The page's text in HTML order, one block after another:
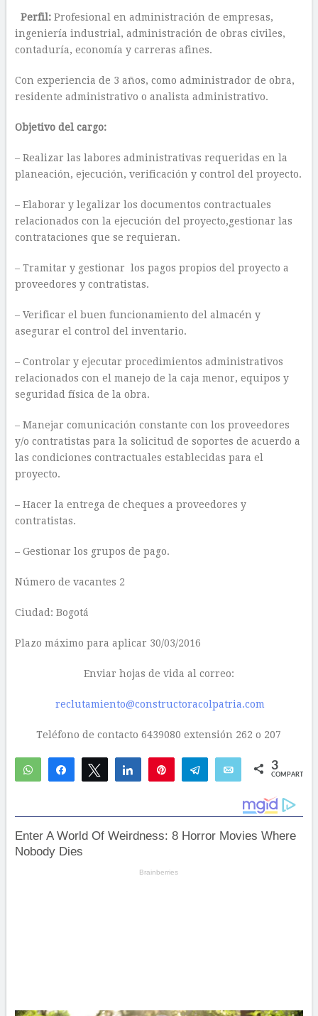
Perfil:Profesional en administración de empresas,
ingeniería industrial, administración de obras civiles,
contaduría, economía y carreras afines.
Con experiencia de 3 años, como administrador de obra,
residente administrativo o analista administrativo.
Objetivo del cargo:
– Realizar las labores administrativas requeridas en la
planeación, ejecución, verificación y control del proyecto.
– Elaborar y legalizar los documentos contractuales
relacionados con la ejecución del proyecto,gestionar las
contrataciones que se requieran.
– Tramitar y gestionar los pagos propios del proyecto a
proveedores y contratistas.
– Verificar el buen funcionamiento del almacén y
asegurar el control del inventario.
– Controlar y ejecutar procedimientos administrativos
relacionados con el manejo de la caja menor, equipos y
seguridad física de la obra.
– Manejar comunicación constante con los proveedores
y/o contratistas para la solicitud de soportes de acuerdo a
las condiciones contractuales establecidas para el
proyecto.
– Hacer la entrega de cheques a proveedores y
contratistas.
– Gestionar los grupos de pago.
Número de vacantes 2
Ciudad: Bogotá
Plazo máximo para aplicar 30/03/2016
Enviar hojas de vida al correo:
reclutamiento@constructoracolpatria.com
Teléfono de contacto 6439080 extensión 262 o 207
WhatsAppCompartirTwittear Compartir Telegram Email 3
COMPARTIR